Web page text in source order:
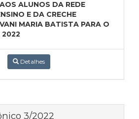
ALUNOS DA REDE
E DA CRECHE
MARIA BATISTA PARA O
2022
Detalhes
3/2022